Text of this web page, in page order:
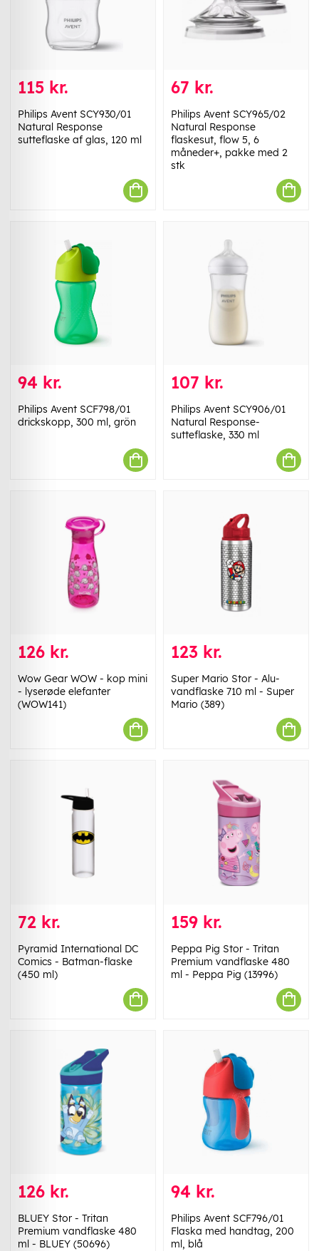
115 kr.
Philips Avent SCY930/01
Natural Response
sutteflaske af glas, 120 ml
67 kr.
Philips Avent SCY965/02
Natural Response
flaskesut, flow 5, 6
måneder+, pakke med 2
stk
94 kr.
Philips Avent SCF798/01
drickskopp, 300 ml, grön
107 kr.
Philips Avent SCY906/01
Natural Response-
sutteflaske, 330 ml
126 kr.
Wow Gear WOW - kop mini
- lyserøde elefanter
(WOW141)
123 kr.
Super Mario Stor - Alu-
vandflaske 710 ml - Super
Mario (389)
72 kr.
Pyramid International DC
Comics - Batman-flaske
(450 ml)
159 kr.
Peppa Pig Stor - Tritan
Premium vandflaske 480
ml - Peppa Pig (13996)
126 kr.
BLUEY Stor - Tritan
Premium vandflaske 480
ml - BLUEY (50696)
94 kr.
Philips Avent SCF796/01
Flaska med handtag, 200
ml, blå